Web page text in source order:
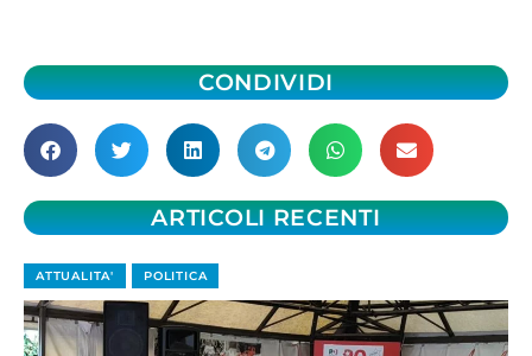
CONDIVIDI
ARTICOLI RECENTI
ATTUALITA' POLITICA